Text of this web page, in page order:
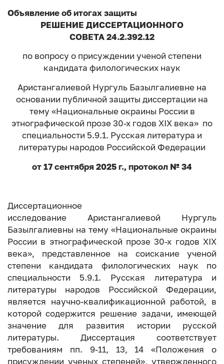
Объявление об итогах защиты
РЕШЕНИЕ ДИССЕРТАЦИОННОГО
СОВЕТА 24.2.392.12
по вопросу о присуждении ученой степени
кандидата филологических наук
Аристангалиевой Нургуль Базылгалиевне на
основании публичной защиты диссертации на
тему «Национальные окраины России в
этнографической прозе 30-х годов XIX века» по
специальности 5.9.1. Русская литература и
литературы народов Российской Федерации
от 17 сентября 2025 г., протокол № 34
Диссертационное
исследование Аристангалиевой Нургуль
Базылгалиевны на тему «Национальные окраины
России в этнографической прозе 30-х годов XIX
века», представленное на соискание ученой
степени кандидата филологических наук по
специальности 5.9.1. Русская литература и
литературы народов Российской Федерации,
является научно-квалификационной работой, в
которой содержится решение задачи, имеющей
значение для развития истории русской
литературы. Диссертация соответствует
требованиям пп. 9-11, 13, 14 «Положения о
присуждении ученых степеней», утвержденного